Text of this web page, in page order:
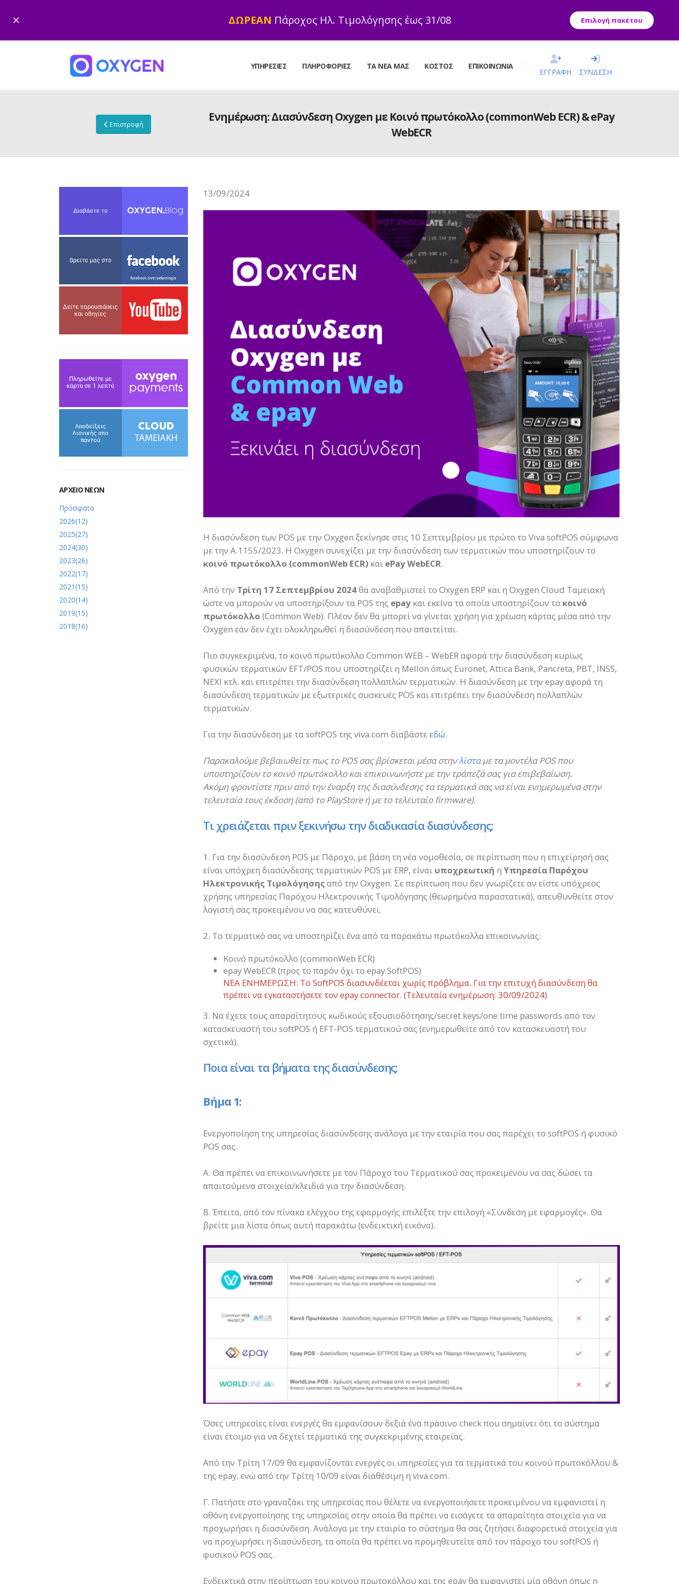
ΔΩΡΕΑΝ Πάροχος Ηλ. Τιμολόγησης έως 31/08 Επιλογή πακέτου
ΥΠΗΡΕΣΊΕΣ ΠΛΗΡΟΦΟΡΊΕΣ ΤΑ ΝΈΑ ΜΑΣ ΚΌΣΤΟΣ ΕΠΙΚΟΙΝΩΝΊΑ
ΕΓΓΡΑΦΗ ΣΥΝΔΕΣΗ
Επιστροφή
Ενημέρωση: Διασύνδεση Oxygen με Κοινό πρωτόκολλο (commonWeb ECR) & ePay
WebECR
ΑΡΧΕΙΟ ΝΕΩΝ
Πρόσφατα
2026(12)
2025(27)
2024(30)
2023(26)
2022(17)
2021(15)
2020(14)
2019(15)
2018(16)
13/09/2024
Η διασύνδεση των POS με την Oxygen ξεκίνησε στις 10 Σεπτεμβρίου με πρώτο το Viva softPOS σύμφωνα
με την Α.1155/2023. Η Oxygen συνεχίζει με την διασύνδεση των τερματικών που υποστηρίζουν το
κοινό πρωτόκολλο (commonWeb ECR) και ePay WebECR.
Από την Τρίτη 17 Σεπτεμβρίου 2024θα αναβαθμιστεί το Oxygen ERP και η Oxygen Cloud Ταμειακή
ώστε να μπορούν να υποστηρίξουν τα POS της epay και εκείνα τα οποία υποστηρίζουν το κοινό
πρωτόκολλο (Common Web). Πλέον δεν θα μπορεί να γίνεται χρήση για χρέωση κάρτας μέσα από την
Oxygen εάν δεν έχει ολοκληρωθεί η διασύνδεση που απαιτείται.
Πιο συγκεκριμένα, το κοινό πρωτόκολλο Common WEB – WebER αφορά την διασύνδεση κυρίως
φυσικών τερματικών EFT/POS που υποστηρίζει η Mellon όπως Euronet, Attica Bank, Pancreta, PBT, INSS,
NEXI κτλ. και επιτρέπει την διασύνδεση πολλαπλών τερματικών. Η διασύνδεση με την epay αφορά τη
διασύνδεση τερματικών με εξωτερικές συσκευές POS και επιτρέπει την διασύνδεση πολλαπλών
τερματικών.
Για την διασύνδεση με τα softPOS της viva.com διαβάστε εδώ.
Παρακαλούμε βεβαιωθείτε πως το POS σας βρίσκεται μέσα στηνλίσταμε τα μοντέλα POS που
υποστηρίζουν το κοινό πρωτόκολλο και επικοινωνήστε με την τράπεζά σας για επιβεβαίωση.
Ακόμη φροντίστε πριν από την έναρξη της διασύνδεσης τα τερματικά σας να είναι ενημερωμένα στην
τελευταία τους έκδοση (από το PlayStore ή με το τελευταίο firmware).
Τι χρειάζεται πριν ξεκινήσω την διαδικασία διασύνδεσης;
1. Για την διασύνδεση POS με Πάροχο, με βάση τη νέα νομοθεσία, σε περίπτωση που η επιχείρησή σας
είναι υπόχρεη διασύνδεσης τερματικών POS με ERP, είναι υποχρεωτική η Υπηρεσία Παρόχου
Ηλεκτρονικής Τιμολόγησηςαπό την Oxygen. Σε περίπτωση που δεν γνωρίζετε αν είστε υπόχρεος
χρήσης υπηρεσίας Παρόχου Ηλεκτρονικής Τιμολόγησης (θεωρημένα παραστατικά), απευθυνθείτε στον
λογιστή σας προκειμένου να σας κατευθύνει.
2. Το τερματικό σας να υποστηρίζει ένα από τα παρακάτω πρωτόκολλα επικοινωνίας:
Κοινό πρωτόκολλο (commonWeb ECR)
epay WebECR (προς το παρόν όχι το epay SoftPOS)
ΝΕΑ ΕΝΗΜΕΡΩΣΗ: Το SoftPOS διασυνδέεται χωρίς πρόβλημα. Για την επιτυχή διασύνδεση θα
πρέπει να εγκαταστήσετε τον epay connector. (Τελευταία ενημέρωση: 30/09/2024)
3. Να έχετε τους απαραίτητους κωδικούς εξουσιοδότησης/secret keys/one time passwords από τον
κατασκευαστή του softPOS ή EFT-POS τερματικού σας (ενημερωθείτε από τον κατασκευαστή του
σχετικά).
Ποια είναι τα βήματα της διασύνδεσης;
Βήμα 1:
Ενεργοποίηση της υπηρεσίας διασύνδεσης ανάλογα με την εταιρία που σας παρέχει το softPOS ή φυσικό
POS σας.
Α. Θα πρέπει να επικοινωνήσετε με τον Πάροχο του Τερματικού σας προκειμένου να σας δώσει τα
απαιτούμενα στοιχεία/κλειδιά για την διασύνδεση.
Β. Έπειτα, από τον πίνακα ελέγχου της εφαρμογής επιλέξτε την επιλογή «Σύνδεση με εφαρμογές». Θα
βρείτε μια λίστα όπως αυτή παρακάτω (ενδεικτική εικόνα).
Όσες υπηρεσίες είναι ενεργές θα εμφανίσουν δεξιά ένα πράσινο check που σημαίνει ότι το σύστημα
είναι έτοιμο για να δεχτεί τερματικά της συγκεκριμένης εταιρείας.
Από την Τρίτη 17/09 θα εμφανίζονται ενεργές οι υπηρεσίες για τα τερματικά του κοινού πρωτοκόλλου &
της epay, ενώ από την Τρίτη 10/09 είναι διαθέσιμη η viva.com.
Γ. Πατήστε στο γραναζάκι της υπηρεσίας που θέλετε να ενεργοποιήσετε προκειμένου να εμφανιστεί η
οθόνη ενεργοποίησης της υπηρεσίας στην οποία θα πρέπει να εισάγετε τα απαραίτητα στοιχεία για να
προχωρήσει η διασύνδεση. Ανάλογα με την εταιρία το σύστημα θα σας ζητήσει διαφορετικά στοιχεία για
να προχωρήσει η διασύνδεση, τα οποία θα πρέπει να προμηθευτείτε από τον πάροχο του softPOS ή
φυσικού POS σας.
Ενδεικτικά στην περίπτωση του κοινού πρωτοκόλλου και της epay θα εμφανιστεί μία οθόνη όπως η